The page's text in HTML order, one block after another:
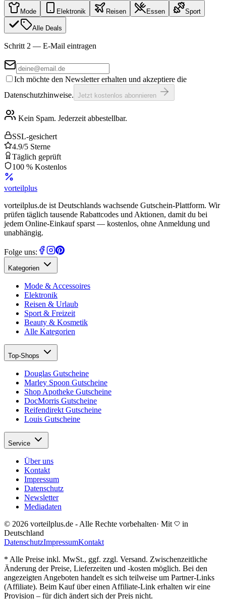
Mode Elektronik Reisen Essen Sport
Alle Deals
Schritt 2 — E-Mail eintragen
Ich möchte den Newsletter erhalten und akzeptiere die
Datenschutzhinweise. Jetzt kostenlos abonnieren
Kein Spam. Jederzeit abbestellbar.
SSL-gesichert
4.9/5 Sterne
Täglich geprüft
100 % Kostenlos
vorteilplus
vorteilplus.de ist Deutschlands wachsende Gutschein-Plattform. Wir
prüfen täglich tausende Rabattcodes und Aktionen, damit du bei
jedem Online-Einkauf sparst — kostenlos, ohne Anmeldung und
unabhängig.
Folge uns:
Kategorien
Mode & Accessoires
Elektronik
Reisen & Urlaub
Sport & Freizeit
Beauty & Kosmetik
Alle Kategorien
Top-Shops
Douglas Gutscheine
Marley Spoon Gutscheine
Shop Apotheke Gutscheine
DocMorris Gutscheine
Reifendirekt Gutscheine
Louis Gutscheine
Service
Über uns
Kontakt
Impressum
Datenschutz
Newsletter
Mediadaten
© 2026 vorteilplus.de - Alle Rechte vorbehalten· Mit
in
Deutschland
DatenschutzImpressumKontakt
* Alle Preise inkl. MwSt., ggf. zzgl. Versand. Zwischenzeitliche
Änderung der Preise, Lieferzeiten und -kosten möglich. Bei den
angezeigten Angeboten handelt es sich teilweise um Partner-Links
(Affiliate). Beim Kauf über einen Affiliate-Link erhalten wir eine
Provision – für dich ändert sich der Preis nicht.